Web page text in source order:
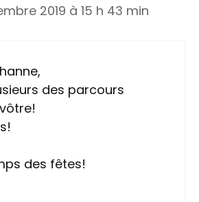
2019 à 15 h 43 min
des parcours
des fêtes!